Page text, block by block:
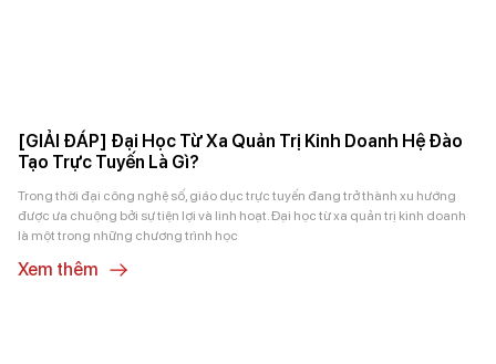
[GIẢI ĐÁP] Đại Học Từ Xa Quản Trị Kinh Doanh Hệ Đào
Tạo Trực Tuyến Là Gì?
Trong thời đại công nghệ số, giáo dục trực tuyến đang trở thành xu hướng
được ưa chuộng bởi sự tiện lợi và linh hoạt. Đại học từ xa quản trị kinh doanh
là một trong những chương trình học
Xem thêm